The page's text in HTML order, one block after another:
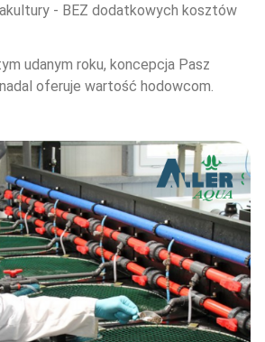
- BEZ dodatkowych kosztów
udanym roku, koncepcja Pasz
oferuje wartość hodowcom.